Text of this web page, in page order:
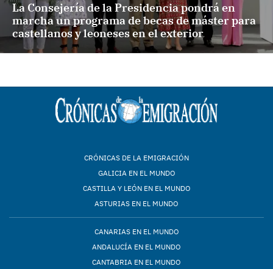
La Consejería de la Presidencia pondrá en
marcha un programa de becas de máster para
castellanos y leoneses en el exterior
CRÓNICAS DE LA EMIGRACIÓN
GALICIA EN EL MUNDO
CASTILLA Y LEÓN EN EL MUNDO
ASTURIAS EN EL MUNDO
CANARIAS EN EL MUNDO
ANDALUCÍA EN EL MUNDO
CANTABRIA EN EL MUNDO